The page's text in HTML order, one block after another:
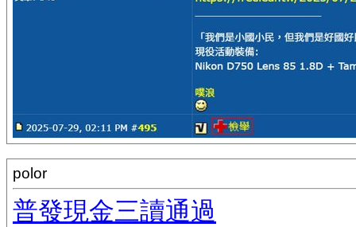
polor
普發現金三讀通過